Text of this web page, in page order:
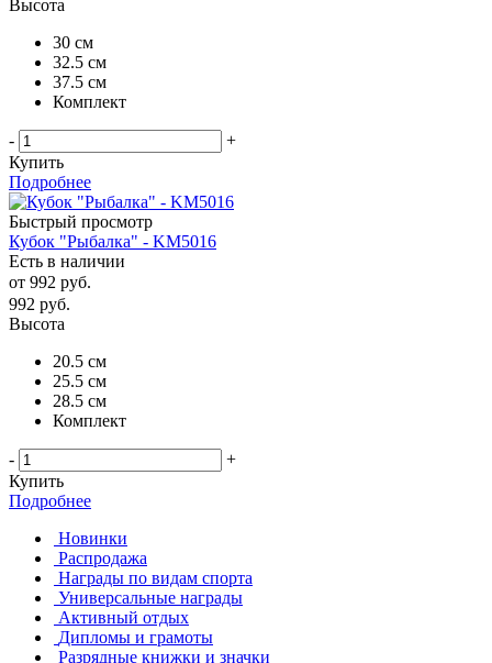
Высота
30 см
32.5 см
37.5 см
Комплект
-
+
Купить
Подробнее
Быстрый просмотр
Кубок "Рыбалка" - KM5016
Есть в наличии
от 992 руб.
992 руб.
Высота
20.5 см
25.5 см
28.5 см
Комплект
-
+
Купить
Подробнее
Новинки
Распродажа
Награды по видам спорта
Универсальные награды
Активный отдых
Дипломы и грамоты
Разрядные книжки и значки